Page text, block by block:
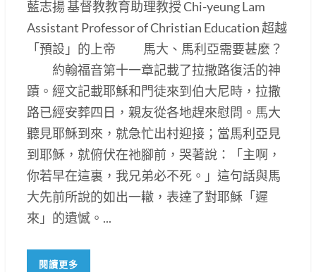
藍志揚 基督教教育助理教授 Chi-yeung Lam
Assistant Professor of Christian Education 超越
「預設」的上帝 馬大、馬利亞需要甚麼？
約翰福音第十一章記載了拉撒路復活的神
蹟。經文記載耶穌和門徒來到伯大尼時，拉撒
路已經安葬四日，親友從各地趕來慰問。馬大
聽見耶穌到來，就急忙出村迎接；當馬利亞見
到耶穌，就俯伏在祂腳前，哭著說：「主啊，
你若早在這裏，我兄弟必不死。」這句話與馬
大先前所說的如出一轍，表達了對耶穌「遲
來」的遺憾。...
閱讀更多